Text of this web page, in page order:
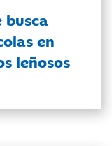
busca
en
leñosos